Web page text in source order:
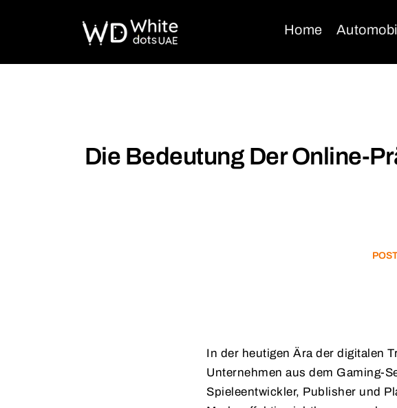
Home
Die Bedeutung Der Online-
In der heutigen Ära der digitalen
Unternehmen aus dem Gaming-
Spieleentwickler, Publisher und